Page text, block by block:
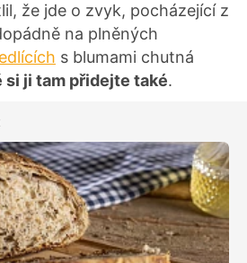
že jde o zvyk, pocházející z
na plněných
s blumami chutná
si ji tam přidejte také.